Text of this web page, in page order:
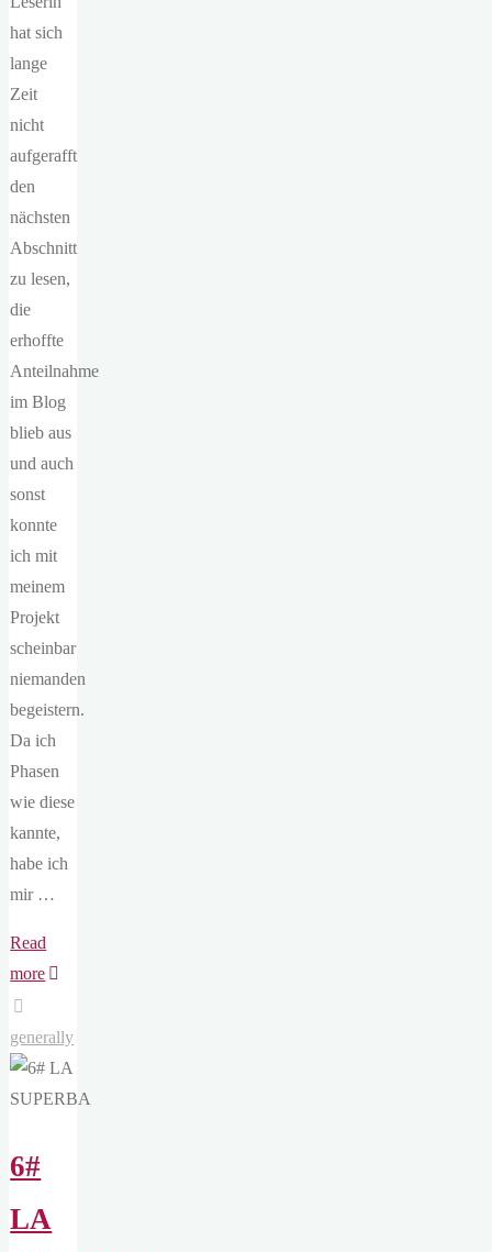
hat sich
lange
Zeit
nicht
aufgerafft
den
nächsten
Abschnitt
zu lesen,
die
erhoffte
Anteilnahme
im Blog
blieb aus
und auch
sonst
konnte
ich mit
meinem
Projekt
scheinbar
niemanden
begeistern.
Da ich
Phasen
wie diese
kannte,
habe ich
mir …
Read
more
generally
6#
LA